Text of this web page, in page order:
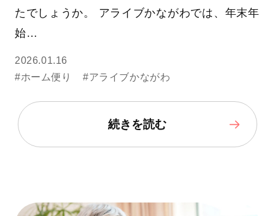
たでしょうか。 アライブかながわでは、年末年
始…
2026.01.16
#ホーム便り
#アライブかながわ
続きを読む